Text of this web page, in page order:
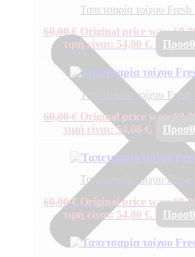
Ταπετσαρία τοίχου
60,00€ Original price was:
τιμή είναι: 54,00 €.
Ταπετσαρία τοίχου
60,00€ Original price was:
τιμή είναι: 54,00 €.
Ταπετσαρία τοίχου
60,00€ Original price was:
τιμή είναι: 54,00 €.